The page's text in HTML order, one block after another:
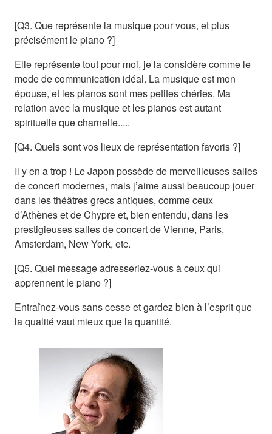
[Q3. Que représente la musique pour vous, et plus
précisément le piano ?]
Elle représente tout pour moi, je la considère comme le
mode de communication idéal. La musique est mon
épouse, et les pianos sont mes petites chéries. Ma
relation avec la musique et les pianos est autant
spirituelle que charnelle.....
[Q4. Quels sont vos lieux de représentation favoris ?]
Il y en a trop ! Le Japon possède de merveilleuses salles
de concert modernes, mais j’aime aussi beaucoup jouer
dans les théâtres grecs antiques, comme ceux
d’Athènes et de Chypre et, bien entendu, dans les
prestigieuses salles de concert de Vienne, Paris,
Amsterdam, New York, etc.
[Q5. Quel message adresseriez-vous à ceux qui
apprennent le piano ?]
Entraînez-vous sans cesse et gardez bien à l’esprit que
la qualité vaut mieux que la quantité.